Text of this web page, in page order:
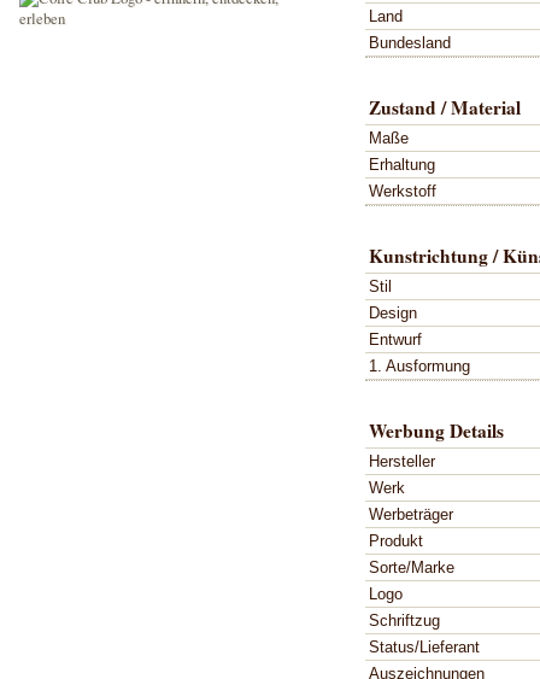
Land
Bundesland
Zustand / Material
Maße
Erhaltung
Werkstoff
Kunstrichtung /
Stil
Design
Entwurf
1. Ausformung
Werbung Details
Hersteller
Werk
Werbeträger
Produkt
Sorte/Marke
Logo
Schriftzug
Status/Lieferant
Auszeichnungen